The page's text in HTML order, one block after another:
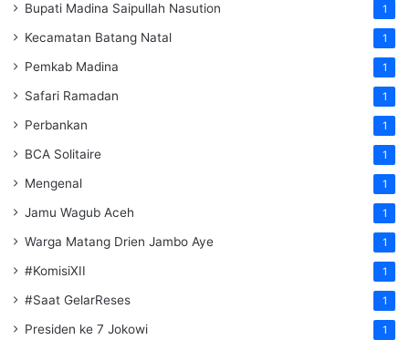
Bupati Madina Saipullah Nasution 1
Kecamatan Batang Natal 1
Pemkab Madina 1
Safari Ramadan 1
Perbankan 1
BCA Solitaire 1
Mengenal 1
Jamu Wagub Aceh 1
Warga Matang Drien Jambo Aye 1
#KomisiXII 1
#Saat GelarReses 1
Presiden ke 7 Jokowi 1